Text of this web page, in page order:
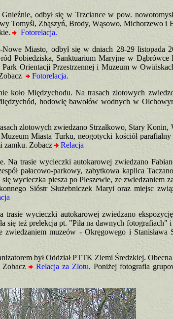
odbył się w Trzciance w pow.
Tomyśl, Zbąszyń, Brody, Wąsowo, Michorzewo i
Fotorelacja.
Miasto, odbył się w dniach 28-29 listopada
Pobiedziska, Sanktuarium Maryjne w Dąbrówce
Orientacji Przestrzennej i Muzeum w
Fotorelacja.
Międzychodu. Na trasach zlotowych
hodowlę bawołów wodnych w
zlotowych zwiedzano Strzałkowo, Stary Konin,
Miasta Turku, neogotycki kościół
zamku. Zobacz
Relacja
trasie wycieczki autokarowej zwiedzano
pałacowo-parkowy, zabytkowa kaplica
wycieczka piesza po Pleszewie, ze zwiedzaniem
Sióstr Służebniczek Maryi oraz miejsc
wycieczki autokarowej zwiedzano
się też prelekcja pt. "Piła na dawnych fotografiach"
muzeów - Okręgowego i Stanisława
był Oddział PTTK Ziemi Średzkiej.
Relacja za Zlotu. Poniżej fotografia